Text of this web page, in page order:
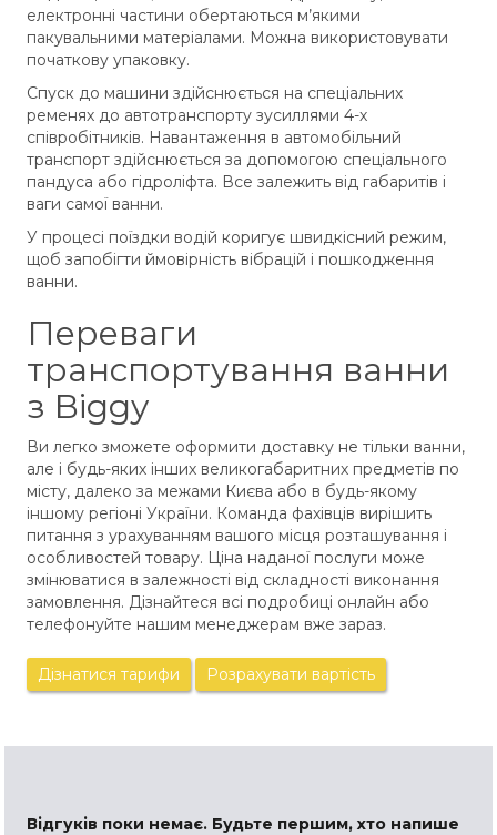
електронні частини обертаються м’якими
пакувальними матеріалами. Можна використовувати
початкову упаковку.
Спуск до машини здійснюється на спеціальних
ременях до автотранспорту зусиллями 4-х
співробітників. Навантаження в автомобільний
транспорт здійснюється за допомогою спеціального
пандуса або гідроліфта. Все залежить від габаритів і
ваги самої ванни.
У процесі поїздки водій коригує швидкісний режим,
щоб запобігти ймовірність вібрацій і пошкодження
ванни.
Переваги
транспортування ванни
з Biggy
Ви легко зможете оформити доставку не тільки ванни,
але і будь-яких інших великогабаритних предметів по
місту, далеко за межами Києва або в будь-якому
іншому регіоні України. Команда фахівців вирішить
питання з урахуванням вашого місця розташування і
особливостей товару. Ціна наданої послуги може
змінюватися в залежності від складності виконання
замовлення. Дізнайтеся всі подробиці онлайн або
телефонуйте нашим менеджерам вже зараз.
Дізнатися тарифи Розрахувати вартість
Відгуків поки немає. Будьте першим, хто напише